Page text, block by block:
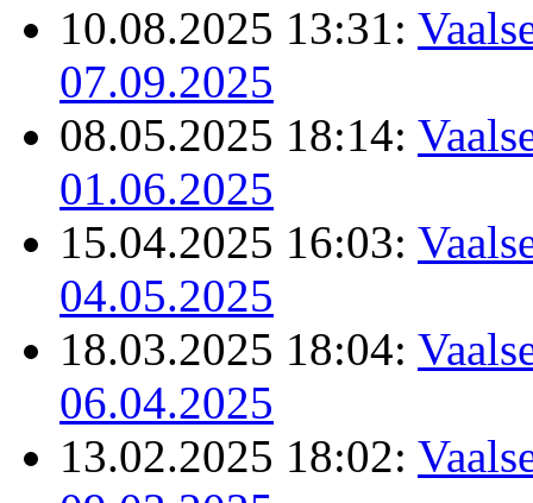
10.08.2025 13:31:
07.09.2025
08.05.2025 18:14:
01.06.2025
15.04.2025 16:03:
04.05.2025
18.03.2025 18:04:
06.04.2025
13.02.2025 18:02: